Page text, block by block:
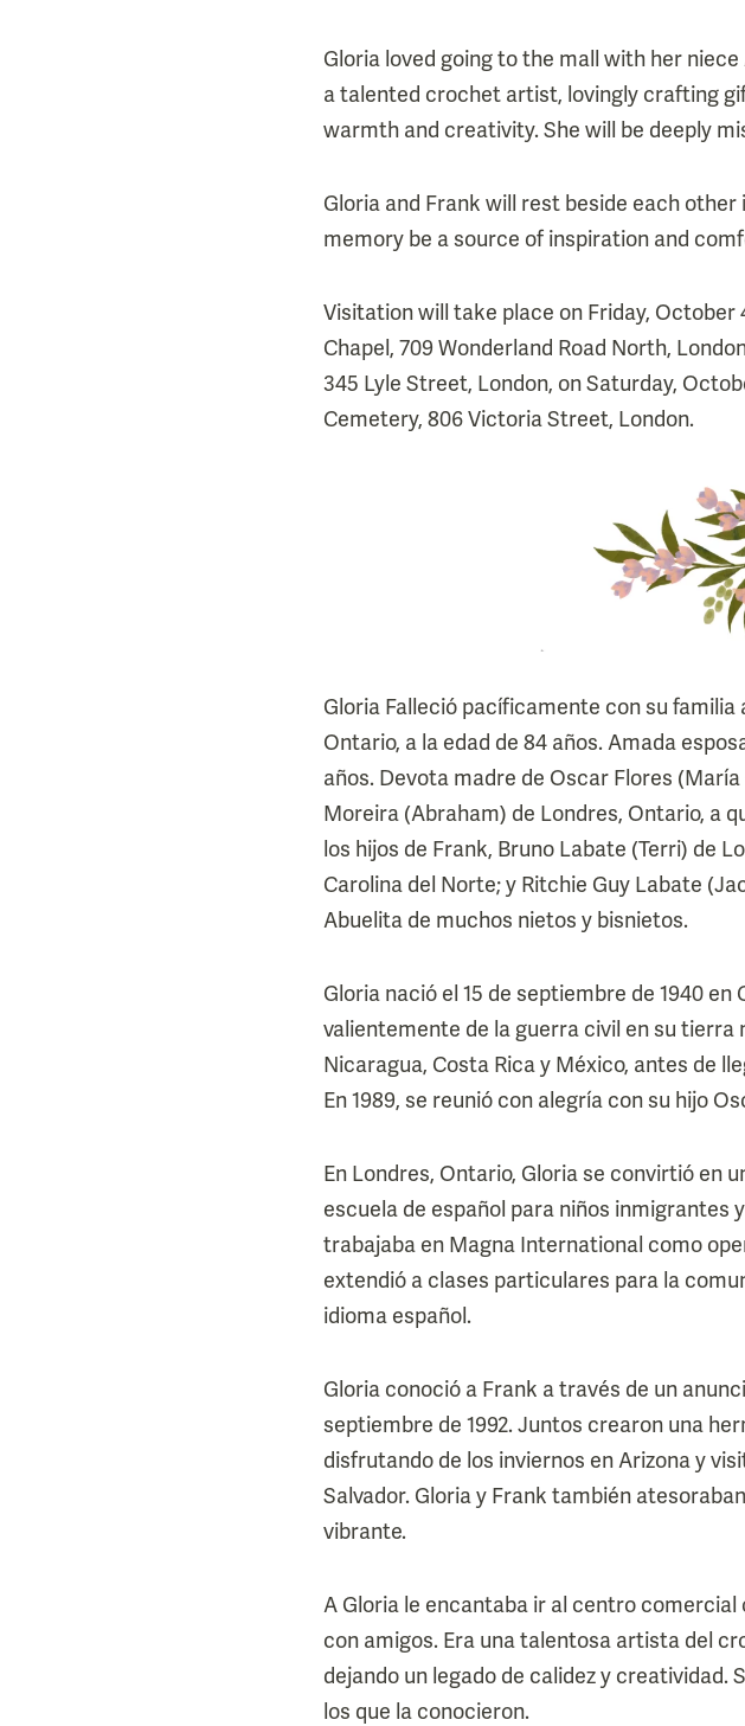
Gloria loved going to the mall with her
a talented crochet artist, lovingly crafting
warmth and creativity. She will be deeply
Gloria and Frank will rest beside each
memory be a source of inspiration and
Visitation will take place on Friday, October
Chapel, 709 Wonderland Road North,
345 Lyle Street, London, on Saturday,
Cemetery, 806 Victoria Street, London.
Gloria Falleció pacíficamente con su familia
Ontario, a la edad de 84 años. Amada
años. Devota madre de Oscar Flores
Moreira (Abraham) de Londres, Ontario, a
los hijos de Frank, Bruno Labate (Terri) de
Carolina del Norte; y Ritchie Guy Labate
Abuelita de muchos nietos y bisnietos.
Gloria nació el 15 de septiembre de 1940 en
valientemente de la guerra civil en su
Nicaragua, Costa Rica y México, antes de
En 1989, se reunió con alegría con su hijo
En Londres, Ontario, Gloria se convirtió en
escuela de español para niños inmigrantes
trabajaba en Magna International como
extendió a clases particulares para la
idioma español.
Gloria conoció a Frank a través de un
septiembre de 1992. Juntos crearon una
disfrutando de los inviernos en Arizona y
Salvador. Gloria y Frank también
vibrante.
A Gloria le encantaba ir al centro
con amigos. Era una talentosa artista del
dejando un legado de calidez y
los que la conocieron.